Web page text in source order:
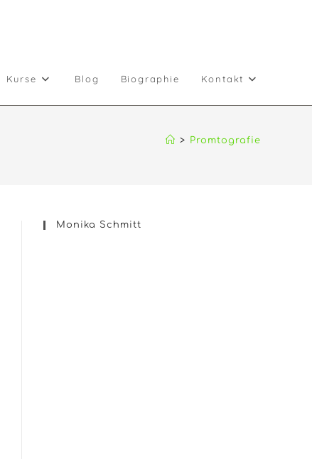
Kurse Blog Biographie Kontakt
> Promtografie
Monika Schmitt